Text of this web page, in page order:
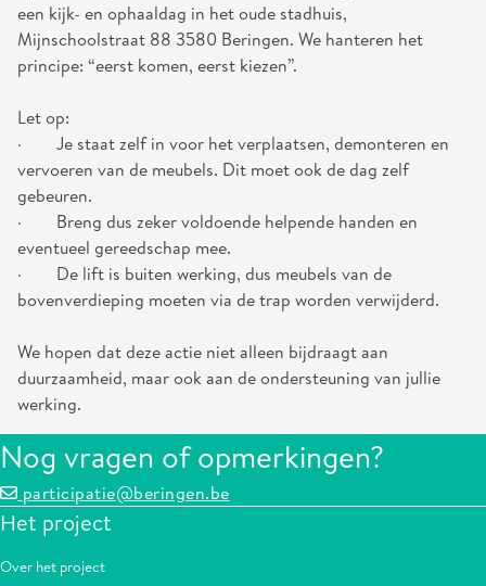
een kijk- en ophaaldag in het oude stadhuis,
Mijnschoolstraat 88 3580 Beringen. We hanteren het
principe: “eerst komen, eerst kiezen”.
Let op:
· Je staat zelf in voor het verplaatsen, demonteren en
vervoeren van de meubels. Dit moet ook de dag zelf
gebeuren.
· Breng dus zeker voldoende helpende handen en
eventueel gereedschap mee.
· De lift is buiten werking, dus meubels van de
bovenverdieping moeten via de trap worden verwijderd.
We hopen dat deze actie niet alleen bijdraagt aan
duurzaamheid, maar ook aan de ondersteuning van jullie
werking.
Nog vragen of opmerkingen?
participatie@beringen.be
Het project
Over het project